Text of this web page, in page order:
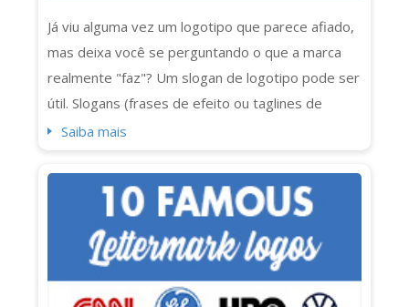
Já viu alguma vez um logotipo que parece afiado,
mas deixa você se perguntando o que a marca
realmente "faz"? Um slogan de logotipo pode ser
útil. Slogans (frases de efeito ou taglines de
logotipo) adicionam clareza e personalidade (e
entanto, nem todo logotipo precisa de um. Às
vezes, um slogan apenas confunde a mensagem
ou lota o design. Se você está criando uma...
Saiba mais